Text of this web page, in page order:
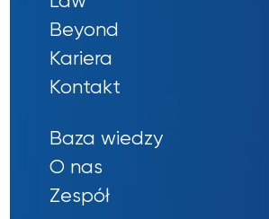
Beyond
Kariera
Kontakt
Baza wiedzy
O nas
Zespół